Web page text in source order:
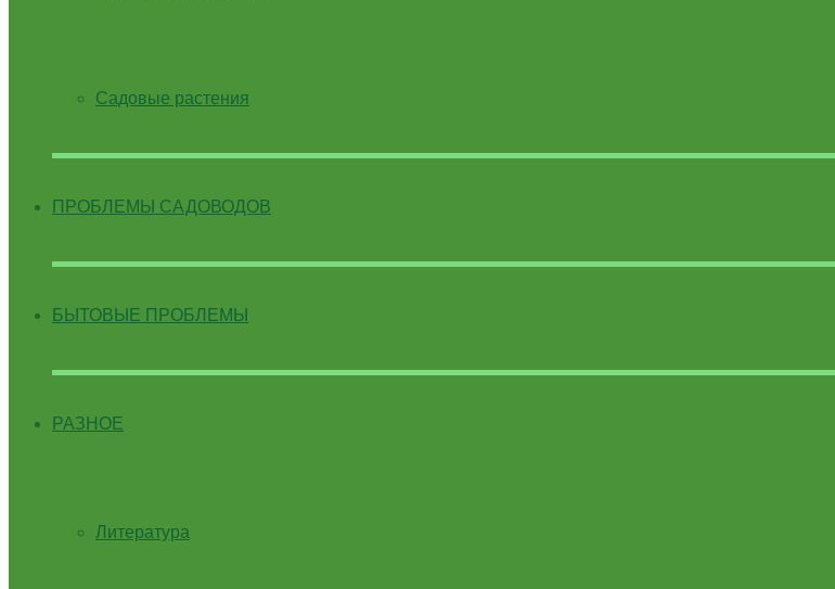
Садовые растения
ПРОБЛЕМЫ САДОВОДОВ
БЫТОВЫЕ ПРОБЛЕМЫ
РАЗНОЕ
Литература